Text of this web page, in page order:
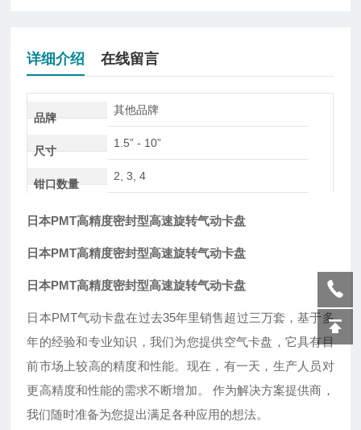
详细介绍 在线留言
品牌
其他品牌
尺寸
1.5” - 10”
钳口数量
2, 3, 4
日本PMT高精度密封型高速旋转气动卡盘
日本PMT高精度密封型高速旋转气动卡盘
日本PMT高精度密封型高速旋转气动卡盘
日本PMT气动卡盘在过去35年里销售超过三万套，基于多
年的经验和专业知识，我们为您提供空气卡盘，它具有目
前市场上较高的精度和性能。现在，有一天，生产人员对
更高精度和性能的需求不断增加。 作为解决方案提供商，
我们随时准备为您提出满足各种应用的想法。